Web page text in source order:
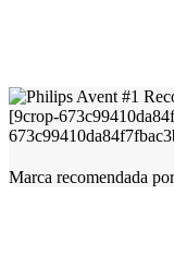
Marca recomendada